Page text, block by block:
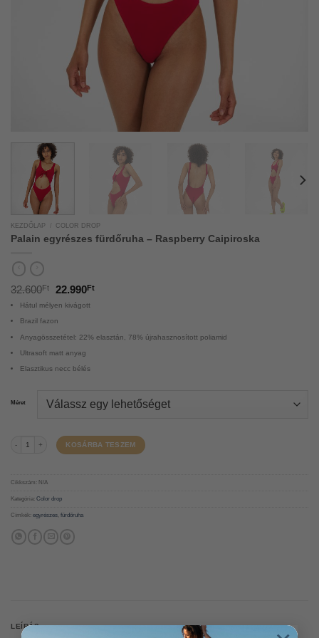
KEZDŐLAP COLOR DROP
Palain egyrészes fürdőruha – Raspberry Caipiroska
32.600Ft 22.990Ft
Hátul mélyen kivágott
Brazil fazon
Anyagösszetétel: 22% elasztán, 78% újrahasznosított poliamid
Ultrasoft matt anyag
Elasztikus necc bélés
Méret
Palain egyrészes fürdőruha - Raspberry Caipiroska mennyiség
KOSÁRBA TESZEM
Cikkszám: N/A
Kategória: Color drop
Címkék: egyrészes, fürdőruha
LEÍRÁS